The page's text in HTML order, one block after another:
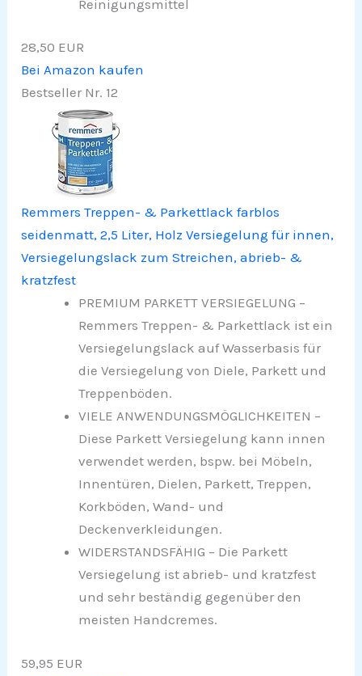
Reinigungsmittel
28,50 EUR
Bei Amazon kaufen
Bestseller Nr. 12
Remmers Treppen- & Parkettlack farblos
seidenmatt, 2,5 Liter, Holz Versiegelung für innen,
Versiegelungslack zum Streichen, abrieb- &
kratzfest
PREMIUM PARKETT VERSIEGELUNG –
Remmers Treppen- & Parkettlack ist ein
Versiegelungslack auf Wasserbasis für
die Versiegelung von Diele, Parkett und
Treppenböden.
VIELE ANWENDUNGSMÖGLICHKEITEN –
Diese Parkett Versiegelung kann innen
verwendet werden, bspw. bei Möbeln,
Innentüren, Dielen, Parkett, Treppen,
Korkböden, Wand- und
Deckenverkleidungen.
WIDERSTANDSFÄHIG – Die Parkett
Versiegelung ist abrieb- und kratzfest
und sehr beständig gegenüber den
meisten Handcremes.
59,95 EUR